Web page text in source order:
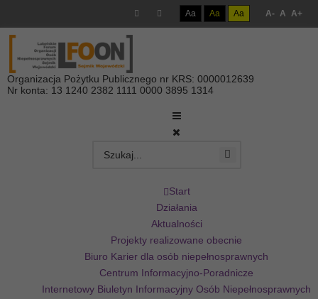
Aa Aa Aa A- A A+
Organizacja Pożytku Publicznego nr KRS: 0000012639
Nr konta: 13 1240 2382 1111 0000 3895 1314
Start
Działania
Aktualności
Projekty realizowane obecnie
Biuro Karier dla osób niepełnosprawnych
Centrum Informacyjno-Poradnicze
Internetowy Biuletyn Informacyjny Osób Niepełnosprawnych